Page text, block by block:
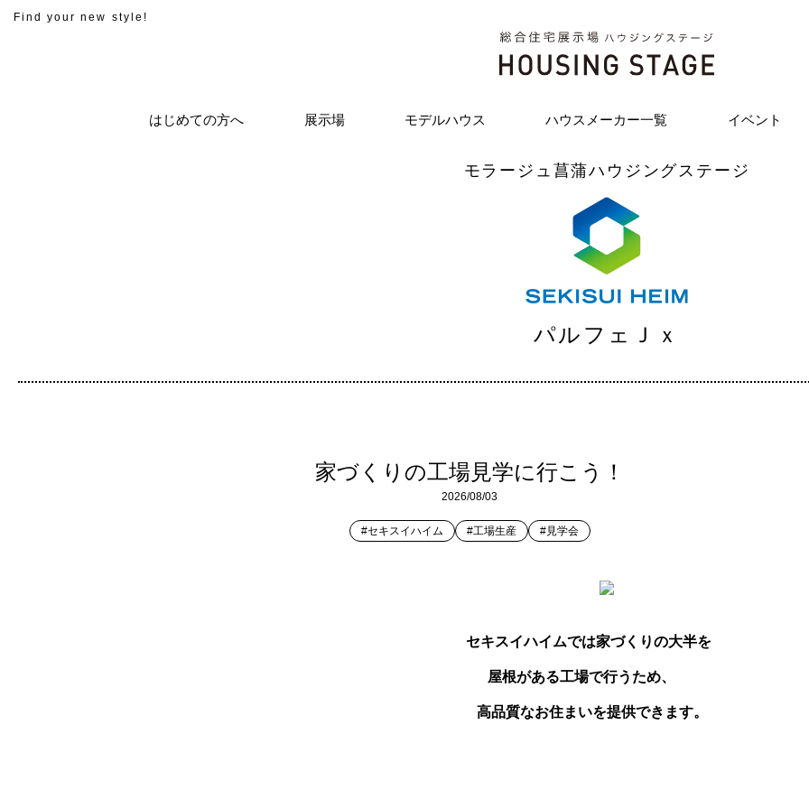
Find your new style!
はじめての方へ 展示場 モデルハウス ハウスメーカー一覧 イベント
モラージュ菖蒲ハウジングステージ
パルフェＪｘ
家づくりの工場見学に行こう！
2026/08/03
#セキスイハイム #工場生産 #見学会
セキスイハイムでは家づくりの大半を
屋根がある工場で行うため、
高品質なお住まいを提供できます。